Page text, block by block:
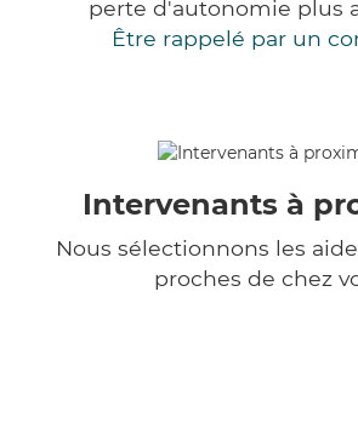
perte d'autonomie plus
Être rappelé par un
Intervenants à
Nous sélectionnons les
proches de chez